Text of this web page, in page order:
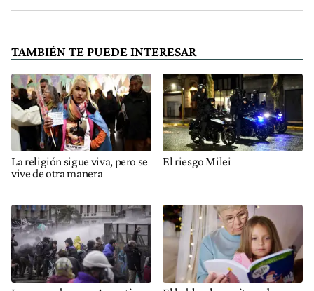
TAMBIÉN TE PUEDE INTERESAR
La religión sigue viva, pero se
vive de otra manera
El riesgo Milei